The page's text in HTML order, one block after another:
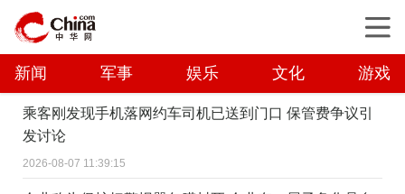
新闻 军事 娱乐 文化 游戏
乘客刚发现手机落网约车司机已送到门口 保管费争议引
发讨论
2026-08-07 11:39:15